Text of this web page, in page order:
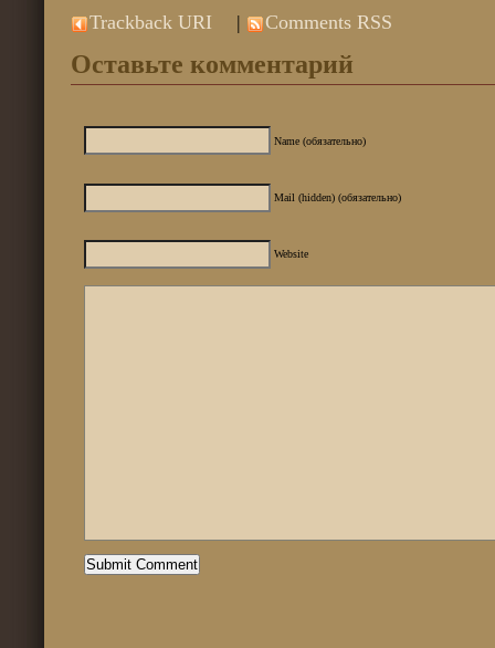
Trackback URI | Comments RSS
Оставьте комментарий
Name (обязательно)
Mail (hidden) (обязательно)
Website